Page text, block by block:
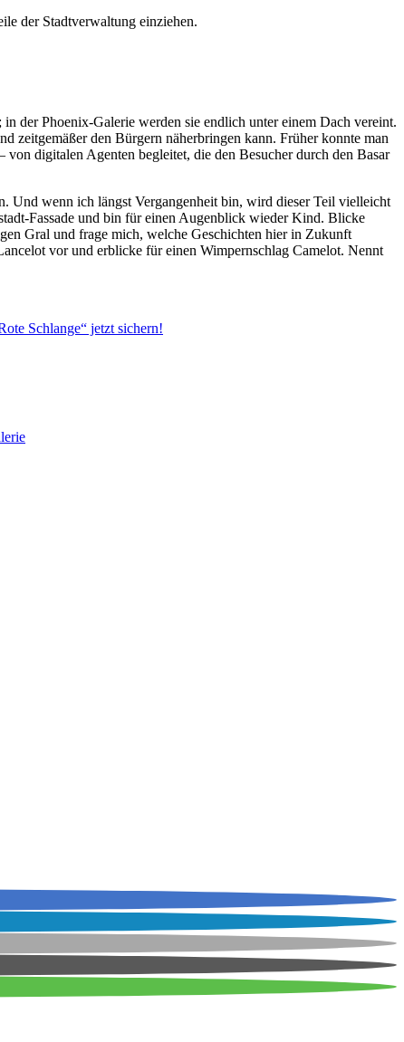
der Stadtverwaltung einziehen.
der Phoenix-Galerie werden sie endlich unter einem Dach vereint.
zeitgemäßer den Bürgern näherbringen kann. Früher konnte man
digitalen Agenten begleitet, die den Besucher durch den Basar
Und wenn ich längst Vergangenheit bin, wird dieser Teil vielleicht
Fassade und bin für einen Augenblick wieder Kind. Blicke
Gral und frage mich, welche Geschichten hier in Zukunft
vor und erblicke für einen Wimpernschlag Camelot. Nennt
Schlange“ jetzt sichern!